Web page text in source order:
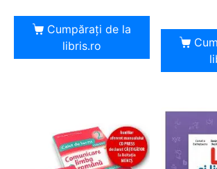
Cumpărați de la
libris.ro